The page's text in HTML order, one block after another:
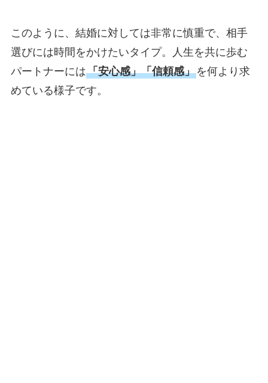
このように、結婚に対しては非常に慎重で、相手
選びには時間をかけたいタイプ。人生を共に歩む
パートナーには「安心感」「信頼感」を何より求
めている様子です。